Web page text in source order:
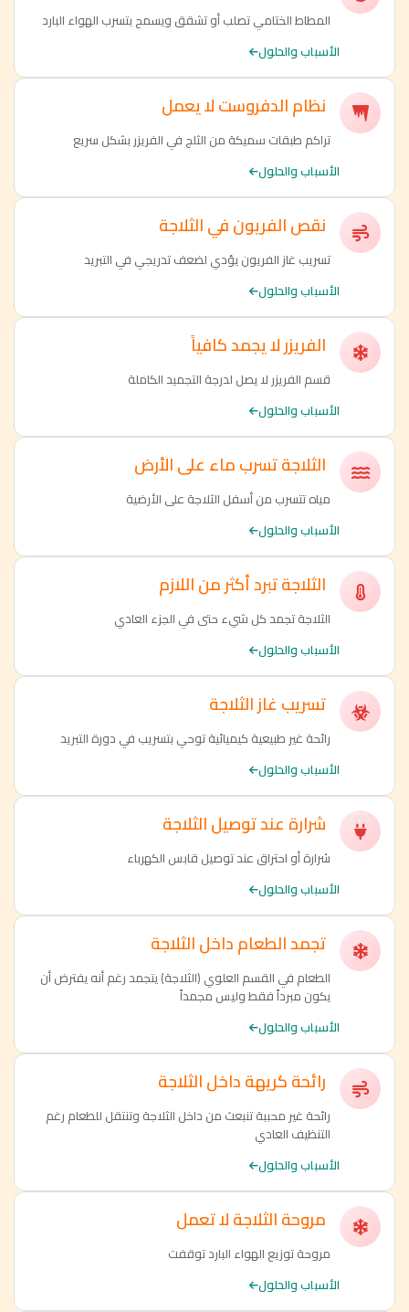
المطاط الختامي تصلب أو تشقق ويسمح بتسرب الهواء البارد
الأسباب والحلول
نظام الدفروست لا يعمل
تراكم طبقات سميكة من الثلج في الفريزر بشكل سريع
الأسباب والحلول
نقص الفريون في الثلاجة
تسريب غاز الفريون يؤدي لضعف تدريجي في التبريد
الأسباب والحلول
الفريزر لا يجمد كافياً
قسم الفريزر لا يصل لدرجة التجميد الكاملة
الأسباب والحلول
الثلاجة تسرب ماء على الأرض
مياه تتسرب من أسفل الثلاجة على الأرضية
الأسباب والحلول
الثلاجة تبرد أكثر من اللازم
الثلاجة تجمد كل شيء حتى في الجزء العادي
الأسباب والحلول
تسريب غاز الثلاجة
رائحة غير طبيعية كيميائية توحي بتسريب في دورة التبريد
الأسباب والحلول
شرارة عند توصيل الثلاجة
شرارة أو احتراق عند توصيل قابس الكهرباء
الأسباب والحلول
تجمد الطعام داخل الثلاجة
الطعام في القسم العلوي (الثلاجة) يتجمد رغم أنه يفترض أن
يكون مبرداً فقط وليس مجمداً
الأسباب والحلول
رائحة كريهة داخل الثلاجة
رائحة غير محببة تنبعث من داخل الثلاجة وتنتقل للطعام رغم
التنظيف العادي
الأسباب والحلول
مروحة الثلاجة لا تعمل
مروحة توزيع الهواء البارد توقفت
الأسباب والحلول